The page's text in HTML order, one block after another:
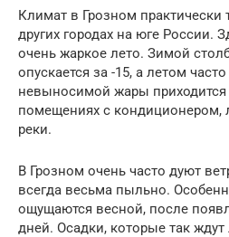
Климат в Грозном практически
других городах на юге России.
очень жаркое лето. Зимой
опускается за -15, а летом
невыносимой жары приходится
помещениях с кондиционером,
реки.
В Грозном очень часто дуют
всегда весьма пыльно.
ощущаются весной, после
дней. Осадки, которые так ждут